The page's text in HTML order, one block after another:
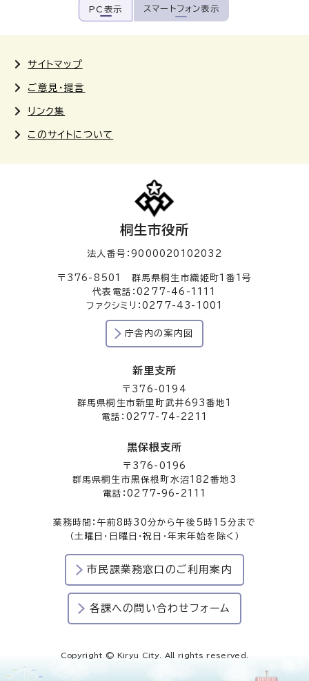
PC表示 スマートフォン表示
サイトマップ
ご意見・提言
リンク集
このサイトについて
桐生市役所
法人番号：9000020102032
〒376-8501 群馬県桐生市織姫町1番1号
代表電話：0277-46-1111
ファクシミリ：0277-43-1001
庁舎内の案内図
新里支所
〒376-0194
群馬県桐生市新里町武井693番地1
電話：0277-74-2211
黒保根支所
〒376-0196
群馬県桐生市黒保根町水沼182番地3
電話：0277-96-2111
業務時間：午前8時30分から午後5時15分まで
（土曜日・日曜日・祝日・年末年始を除く）
市民課業務窓口のご利用案内
各課への問い合わせフォーム
Copyright © Kiryu City. All rights reserved.